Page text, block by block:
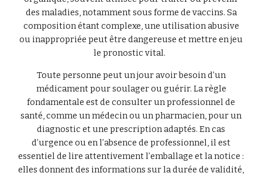
des maladies, notamment sous forme de vaccins. Sa
composition étant complexe, une utilisation abusive
ou inappropriée peut être dangereuse et mettre en jeu
le pronostic vital.
Toute personne peut un jour avoir besoin d’un
médicament pour soulager ou guérir. La règle
fondamentale est de consulter un professionnel de
santé, comme un médecin ou un pharmacien, pour un
diagnostic et une prescription adaptés. En cas
d’urgence ou en l’absence de professionnel, il est
essentiel de lire attentivement l’emballage et la notice :
elles donnent des informations sur la durée de validité,